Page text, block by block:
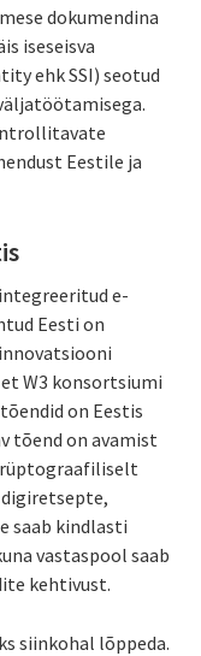
dokumendina
iseseisva
ehk SSI) seotud
Eestile ja
e-
Eesti on
W3 konsortsiumi
on Eestis
tõend on avamist
saab kindlasti
vastaspool saab
kehtivust.
siinkohal lõppeda.